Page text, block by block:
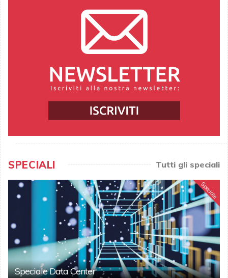
SPECIALI Tutti gli speciali
Speciale
Speciale Data Center